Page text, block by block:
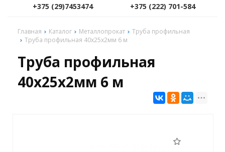
+375 (29)7453474 +375 (222) 701-584
Главная Каталог Металлопрокат
Труба профильная
Труба профильная 40х25х2мм 6 м
Труба профильная
40х25х2мм 6 м